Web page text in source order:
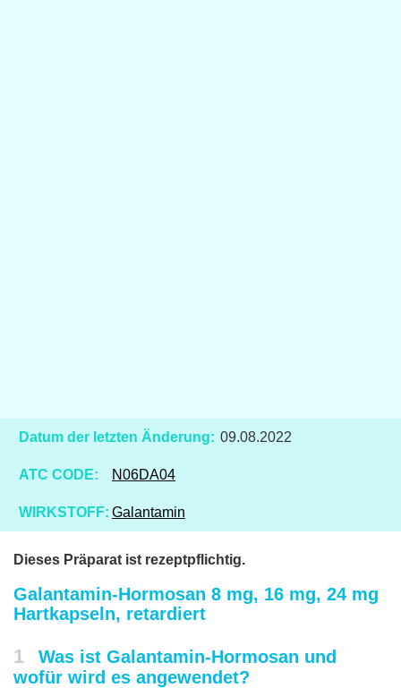
Datum der letzten Änderung: 09.08.2022
ATC CODE: N06DA04
WIRKSTOFF: Galantamin
Dieses Präparat ist rezeptpflichtig.
Galantamin-Hormosan 8 mg, 16 mg, 24 mg
Hartkapseln, retardiert
1
Was ist Galantamin-Hormosan und
wofür wird es angewendet?